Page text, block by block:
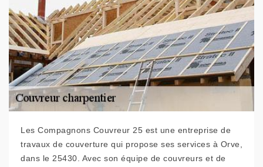
Les Compagnons Couvreur 25 est une entreprise de
travaux de couverture qui propose ses services à Orve,
dans le 25430. Avec son équipe de couvreurs et de